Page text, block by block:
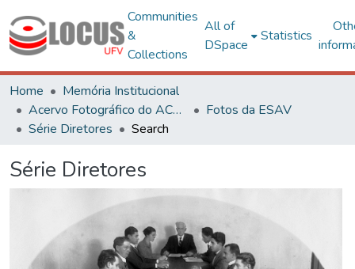
Communities
&
Collections
All of
DSpace
Statistics
Home
Memória Institucional
Acervo Fotográfico do ACH-UFV
Fotos da ESAV
Série Diretores
Search
Série Diretores